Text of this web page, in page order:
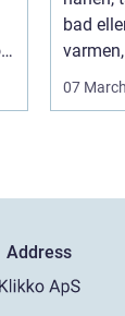
bad
07
Address